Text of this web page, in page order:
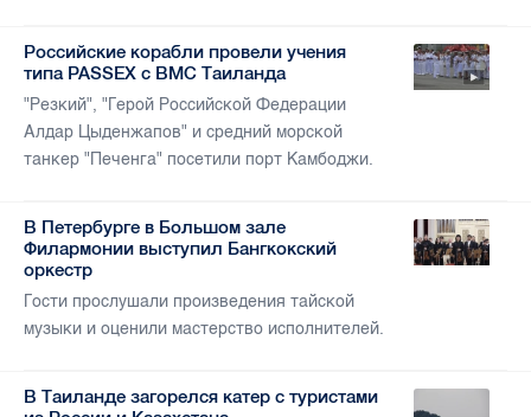
Российские корабли провели учения
типа PASSEX с ВМС Таиланда
"Резкий", "Герой Российской Федерации
Алдар Цыденжапов" и средний морской
танкер "Печенга" посетили порт Камбоджи.
В Петербурге в Большом зале
Филармонии выступил Бангкокский
оркестр
Гости прослушали произведения тайской
музыки и оценили мастерство исполнителей.
В Таиланде загорелся катер с туристами